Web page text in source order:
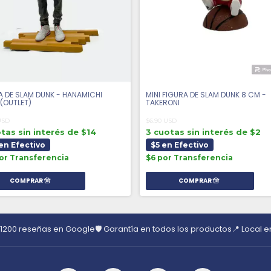
DE SLAM DUNK - HANAMICHI
sin interés de $14
Efectivo
Transferencia
MINI FIGURA DE SLAM DUNK 8 CM -
TAKERONI
$6.90 USD
3 cuotas sin interés de $2
$5 en Efectivo
$6 por Transferencia
1200 reseñas en Google🛡️ Garantía en todos los productos📍 Local